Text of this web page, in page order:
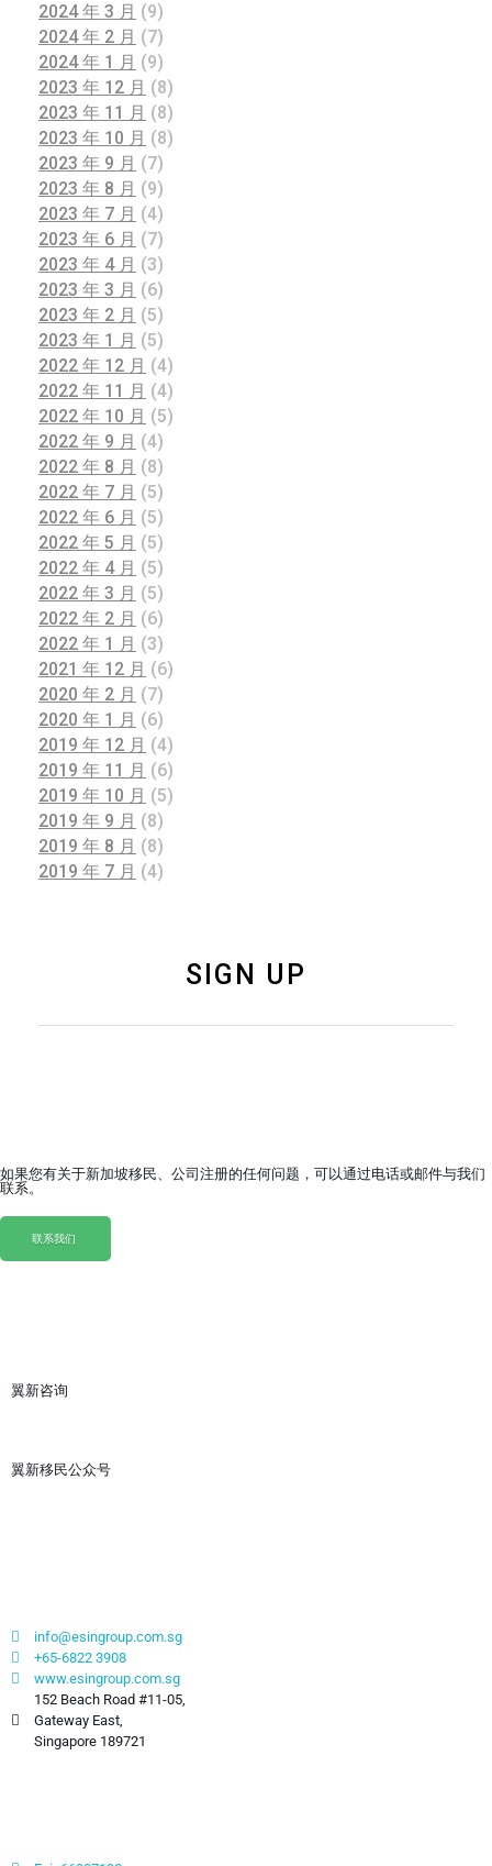
2024 年 3 月 (9)
2024 年 2 月 (7)
2024 年 1 月 (9)
2023 年 12 月 (8)
2023 年 11 月 (8)
2023 年 10 月 (8)
2023 年 9 月 (7)
2023 年 8 月 (9)
2023 年 7 月 (4)
2023 年 6 月 (7)
2023 年 4 月 (3)
2023 年 3 月 (6)
2023 年 2 月 (5)
2023 年 1 月 (5)
2022 年 12 月 (4)
2022 年 11 月 (4)
2022 年 10 月 (5)
2022 年 9 月 (4)
2022 年 8 月 (8)
2022 年 7 月 (5)
2022 年 6 月 (5)
2022 年 5 月 (5)
2022 年 4 月 (5)
2022 年 3 月 (5)
2022 年 2 月 (6)
2022 年 1 月 (3)
2021 年 12 月 (6)
2020 年 2 月 (7)
2020 年 1 月 (6)
2019 年 12 月 (4)
2019 年 11 月 (6)
2019 年 10 月 (5)
2019 年 9 月 (8)
2019 年 8 月 (8)
2019 年 7 月 (4)
SIGN UP
如果您有关于新加坡移民、公司注册的任何问题，可以通过电话或邮件与我们
联系。
联系我们
翼新咨询
翼新移民公众号
info@esingroup.com.sg
+65-6822 3908
www.esingroup.com.sg
152 Beach Road #11-05,
Gateway East,
Singapore 189721